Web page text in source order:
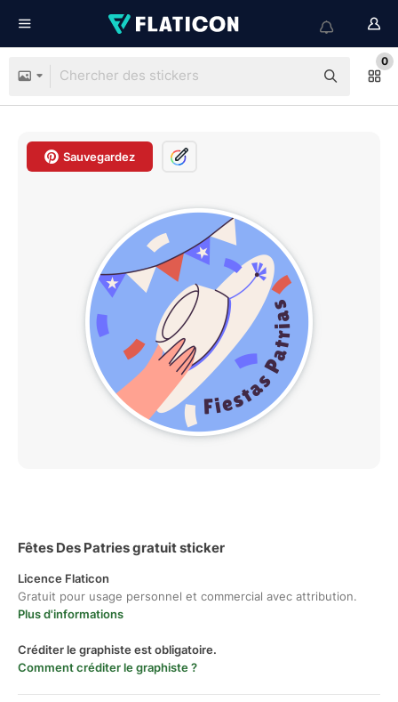
0
Sauvegardez
Fêtes Des Patries gratuit sticker
Licence Flaticon
Gratuit pour usage personnel et commercial avec attribution.
Plus d'informations
Créditer le graphiste est obligatoire.
Comment créditer le graphiste ?